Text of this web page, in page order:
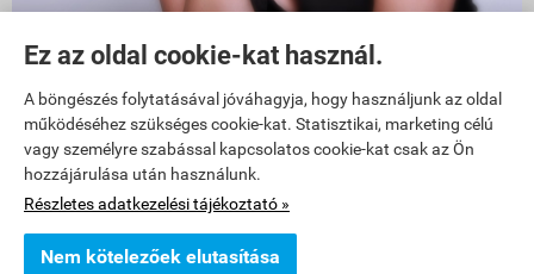
Ez az oldal cookie-kat használ.
A böngészés folytatásával jóváhagyja, hogy használjunk az oldal
működéséhez szükséges cookie-kat. Statisztikai, marketing célú
vagy személyre szabással kapcsolatos cookie-kat csak az Ön
hozzájárulása után használunk.
Részletes adatkezelési tájékoztató »
Nem kötelezőek elutasítása
1011 Budapest, Szilágyi Dezső tér 6
üzlet bejárata a FŐ utca felöl van, Fő utca 29-31 között!
Battyhány tértől 3 perc gyalog a Lánchíd felé, Fő utca 29 és 31-es
szám között.
nyitva tartás: h-p: 12-18 ig